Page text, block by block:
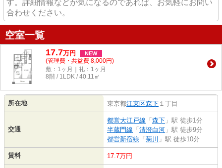
す。詳細情報などが気になるのであれば、お気軽にお問い
合わせください。
空室一覧
17.7万円 NEW
(管理費・共益費 8,000円)
敷：1ヶ月｜礼：1ヶ月
8階 / 1LDK / 40.11㎡
所在地 東京都江東区森下 １丁目
交通
都営大江戸線 「 森下 」駅 徒歩1分
半蔵門線 「 清澄白河 」駅 徒歩9分
都営新宿線 「 菊川 」駅 徒歩10分
賃料 17.7万円